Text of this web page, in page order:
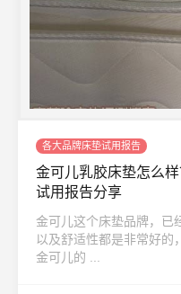
各大品牌床垫试用报告
金可儿乳胶床垫怎么
试用报告分享
金可儿这个床垫品牌，已
以及舒适性都是非常好的
金可儿的 ...